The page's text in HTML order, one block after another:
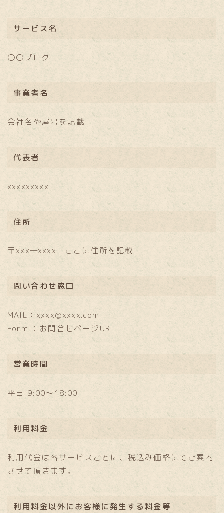
サービス名
〇〇ブログ
事業者名
会社名や屋号を記載
代表者
xxxxxxxxx
住所
〒xxx―xxxx ここに住所を記載
問い合わせ窓口
MAIL：xxxx@xxxx.com
Form ：お問合せページURL
営業時間
平日 9:00～18:00
利用料金
利用代金は各サービスごとに、税込み価格にてご案内
させて頂きます。
利用料金以外にお客様に発生する料金等